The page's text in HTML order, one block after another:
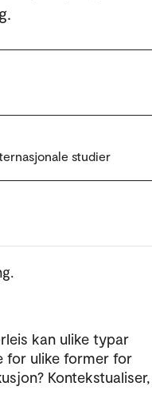
studier
kan ulike typar
for ulike former for
Kontekstualiser,